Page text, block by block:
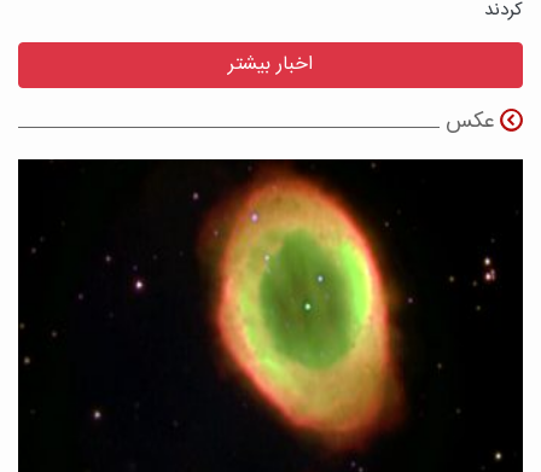
کردند
اخبار بیشتر
عکس